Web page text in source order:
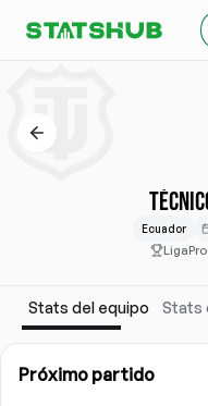
Ecuador
Stats del equipo Stats
Próximo partido